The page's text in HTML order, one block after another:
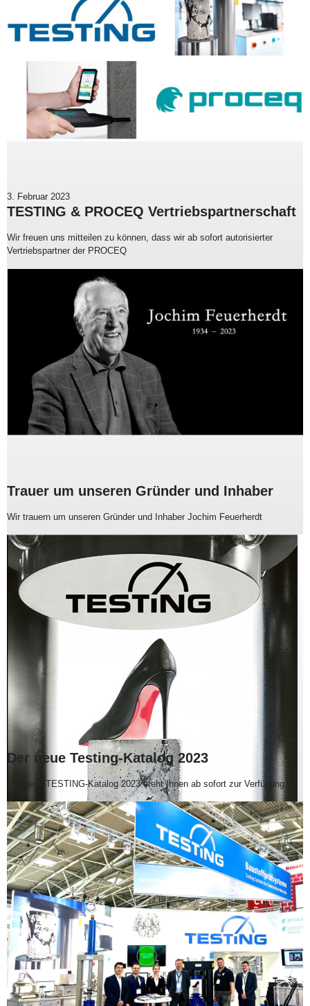
3. Februar 2023
TESTING & PROCEQ Vertriebspartnerschaft
Wir freuen uns mitteilen zu können, dass wir ab sofort autorisierter
Vertriebspartner der PROCEQ
Trauer um unseren Gründer und Inhaber
Wir trauern um unseren Gründer und Inhaber Jochim Feuerherdt
Der neue Testing-Katalog 2023
Der neue TESTING-Katalog 2023 steht Ihnen ab sofort zur Verfügung.